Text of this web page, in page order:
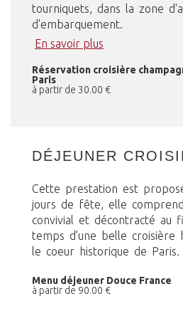
tourniquets, dans la zone
d'embarquement.
En savoir plus
Réservation croisière
Paris
à partir de 30.00 €
DÉJEUNER
Cette prestation est
jours de fête, elle
convivial et décontracté au
temps d’une belle croisière
le coeur historique de Paris.
Menu déjeuner Douce France
à partir de 90.00 €